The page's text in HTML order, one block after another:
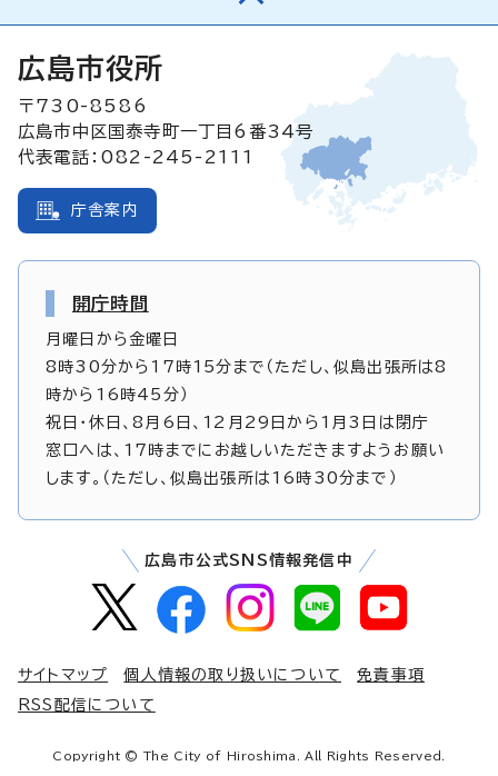
広島市役所
〒730-8586
広島市中区国泰寺町一丁目6番34号
代表電話：082-245-2111
庁舎案内
開庁時間
月曜日から金曜日
8時30分から17時15分まで（ただし、似島出張所は8
時から16時45分）
祝日・休日、8月6日、12月29日から1月3日は閉庁
窓口へは、17時までにお越しいただきますようお願い
します。（ただし、似島出張所は16時30分まで）
広島市公式SNS情報発信中
サイトマップ 個人情報の取り扱いについて
免責事項
RSS配信について
Copyright © The City of Hiroshima. All Rights Reserved.